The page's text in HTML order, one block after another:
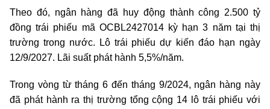
Theo đó, ngân hàng đã huy động thành công 2.500 tỷ
đồng trái phiếu mã OCBL2427014 kỳ hạn 3 năm tại thị
trường trong nước. Lô trái phiếu dự kiến đáo hạn ngày
12/9/2027. Lãi suất phát hành 5,5%/năm.
Trong vòng từ tháng 6 đến tháng 9/2024, ngân hàng này
đã phát hành ra thị trường tổng cộng 14 lô trái phiếu với